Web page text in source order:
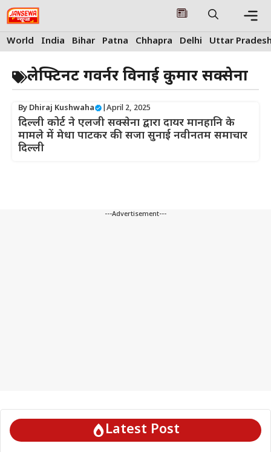
Skip
to
content
World India Bihar Patna Chhapra Delhi Uttar
लेफ्टिनेंट गवर्नर विनाई कुमार सक्सेना
By Dhiraj Kushwaha April 2, 2025
दिल्ली कोर्ट ने एलजी सक्सेना द्वारा दायर मानहानि के
मामले में मेधा पाटकर की सजा सुनाई नवीनतम समाचार
दिल्ली
---Advertisement---
Latest Post